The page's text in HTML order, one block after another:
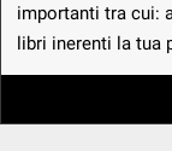
importanti tra cui:
libri inerenti la tua